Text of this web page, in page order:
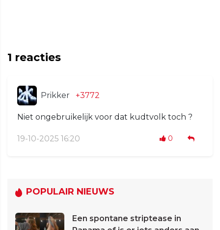
1 reacties
Prikker +3772
Niet ongebruikelijk voor dat kudtvolk toch ?
19-10-2025 16:20 0
POPULAIR NIEUWS
Een spontane striptease in